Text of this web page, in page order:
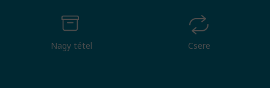
Nagy tétel Csere